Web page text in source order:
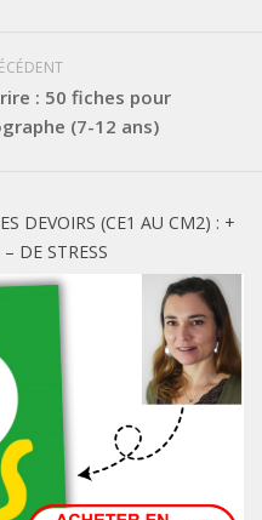
: 50 fiches pour
(7-12 ans)
DEVOIRS (CE1 AU CM2) : +
DE STRESS